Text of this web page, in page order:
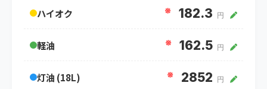
ハイオク ※ 182.3 円
軽油 ※ 162.5 円
灯油 (18L) ※ 2852 円